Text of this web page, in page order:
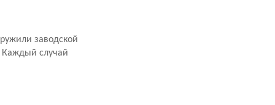
заводской
Каждый случай